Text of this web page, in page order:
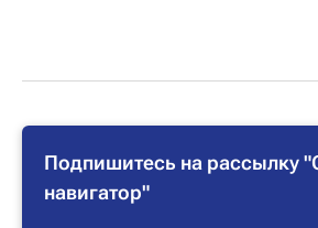
Подпишитесь на рассылку
навигатор"